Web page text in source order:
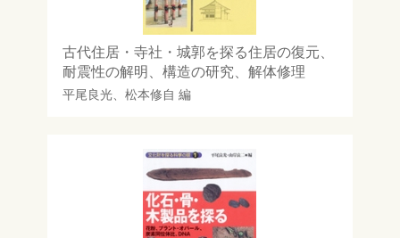
古代住居・寺社・城郭を探る住居の復元、
耐震性の解明、構造の研究、解体修理
平尾良光、 松本修自 編